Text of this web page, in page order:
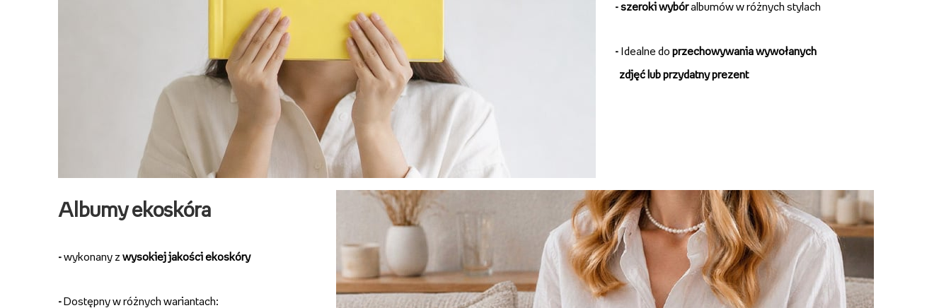
- szeroki wybóralbumów w różnych stylach
-Idealne do przechowywania wywołanych
zdjęć lub przydatny prezent
Albumy ekoskóra
-wykonany z wysokiej jakości ekoskóry
-Dostępny w różnych wariantach: